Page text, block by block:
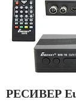
РЕСИВЕР